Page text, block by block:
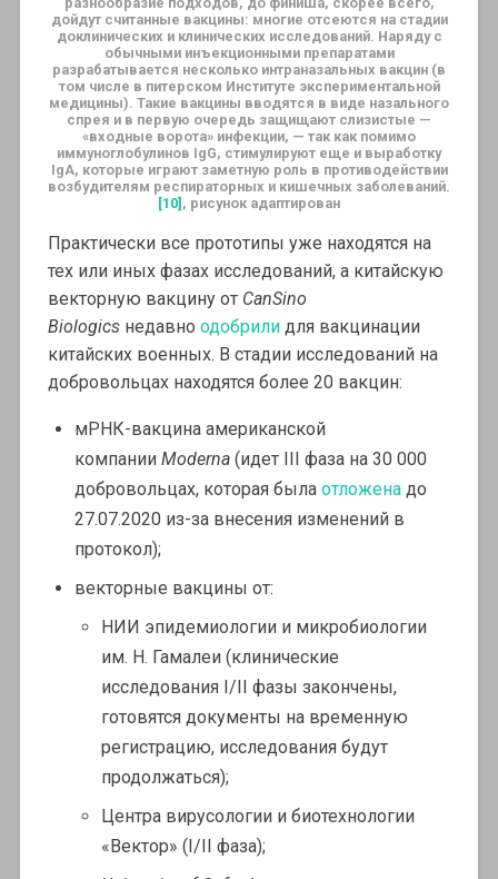
дойдут считанные вакцины: многие отсеются на стадии
доклинических и клинических исследований. Наряду с
обычными инъекционными препаратами
разрабатывается несколько интраназальных вакцин (в
том числе в питерском Институте экспериментальной
медицины). Такие вакцины вводятся в виде назального
спрея и в первую очередь защищают слизистые —
«входные ворота» инфекции, — так как помимо
иммуноглобулинов IgG, стимулируют еще и выработку
IgA, которые играют заметную роль в противодействии
возбудителям респираторных и кишечных заболеваний.
[10] , рисунок адаптирован
Практически все прототипы уже находятся на
тех или иных фазах исследований, а китайскую
векторную вакцину от CanSino
Biologicsнедавно одобрилидля вакцинации
китайских военных. В стадии исследований на
добровольцах находятся более 20 вакцин:
мРНК-вакцина американской
компании Moderna(идет III фаза на 30 000
добровольцах, которая была отложенадо
27.07.2020 из-за внесения изменений в
протокол);
векторные вакцины от:
НИИ эпидемиологии и микробиологии
им. Н. Гамалеи (клинические
исследования I/II фазы закончены,
готовятся документы на временную
регистрацию, исследования будут
продолжаться);
Центра вирусологии и биотехнологии
«Вектор» (I/II фаза);